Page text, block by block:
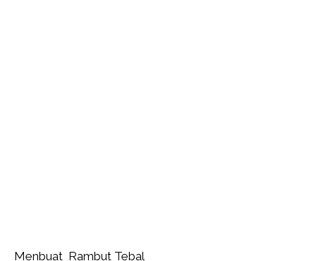
Menbuat Rambut Tebal